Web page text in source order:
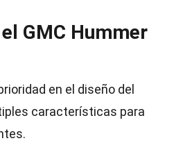
GMC Hummer
en el diseño del
características para